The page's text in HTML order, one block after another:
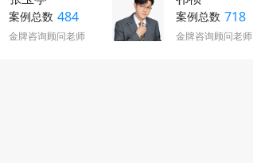
案例总数 484
金牌咨询顾问老师
案例总数 718
金牌咨询顾问老师